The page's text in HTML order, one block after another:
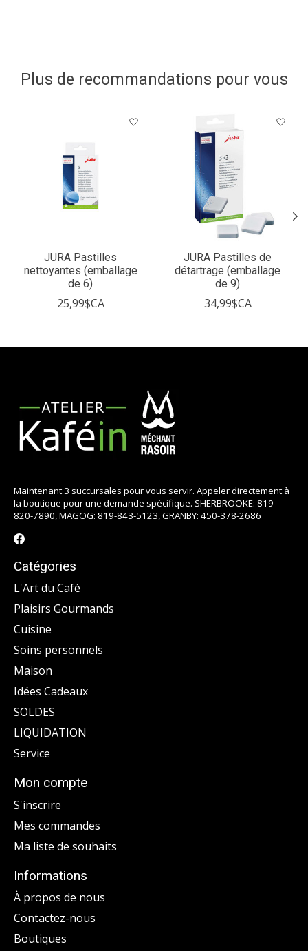
Plus de recommandations pour vous
Articles du carrousel de produits
JURA Pastilles
nettoyantes (emballage
de 6)
25,99$CA
JURA Pastilles de
détartrage (emballage
de 9)
34,99$CA
Maintenant 3 succursales pour vous servir. Appeler directement à
la boutique pour une demande spécifique. SHERBROOKE: 819-
820-7890, MAGOG: 819-843-5123, GRANBY: 450-378-2686
Catégories
L'Art du Café
Plaisirs Gourmands
Cuisine
Soins personnels
Maison
Idées Cadeaux
SOLDES
LIQUIDATION
Service
Mon compte
S'inscrire
Mes commandes
Ma liste de souhaits
Informations
À propos de nous
Contactez-nous
Boutiques